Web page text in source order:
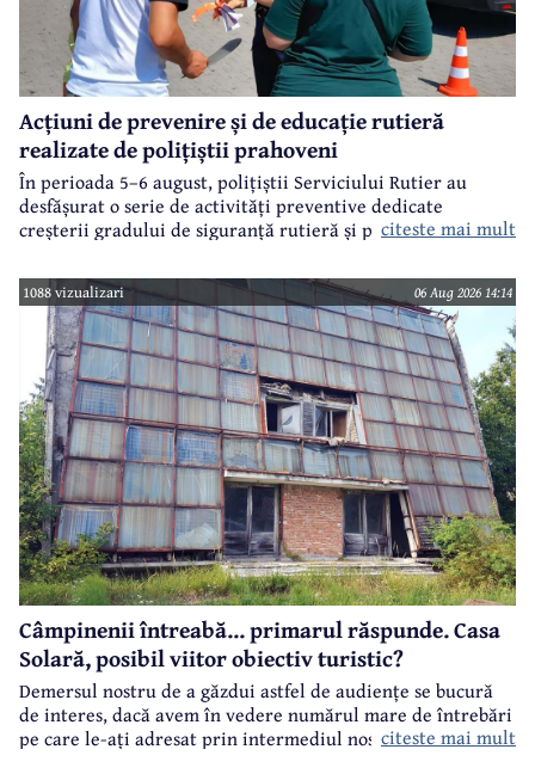
Acțiuni de prevenire și de educație rutieră
realizate de polițiștii prahoveni
În perioada 5–6 august, polițiștii Serviciului Rutier au
desfășurat o serie de activități preventive dedicate
creșterii gradului de siguranță rutieră și promovării unui
estival.
citeste mai mult
1088 vizualizari 06 Aug 2026 14:14
Câmpinenii întreabă... primarul răspunde. Casa
Solară, posibil viitor obiectiv turistic?
Demersul nostru de a găzdui astfel de audiențe se bucură
de interes, dacă avem în vedere numărul mare de întrebări
pe care le-ați adresat prin intermediul nostru primarului
citeste mai mult